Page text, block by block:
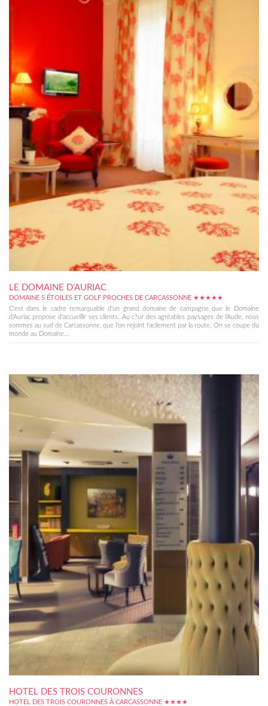
LE DOMAINE D’AURIAC
DOMAINE 5 ÉTOILES ET GOLF PROCHES DE CARCASSONNE ★★★★★
C'est dans le cadre remarquable d'un grand domaine de campagne que le Domaine
d'Auriac propose d'accueillir ses clients. Au c?ur des agréables paysages de l'Aude, nous
sommes au sud de Carcassonne, que l'on rejoint facilement par la route. On se coupe du
monde au Domaine...
HOTEL DES TROIS COURONNES
HOTEL DES TROIS COURONNES À CARCASSONNE ★★★★